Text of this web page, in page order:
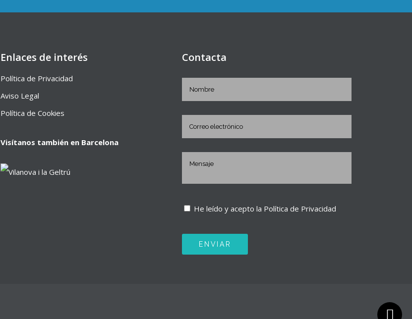
Enlaces de interés
Política de Privacidad
Aviso Legal
Política de Cookies
Visítanos también en Barcelona
Contacta
He leído y acepto la Política de Privacidad